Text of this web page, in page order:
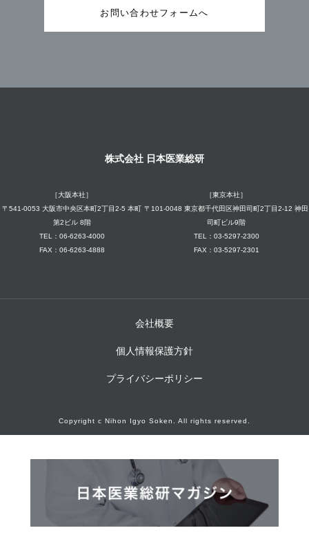
お問い合わせフォームへ
株式会社 日本医業総研
［大阪本社］
〒541-0053 大阪市中央区本町2丁目2-5 本町
第2ビル 8階
TEL：06-6263-4000
FAX：06-6263-4888
［東京本社］
〒101-0048 東京都千代田区神田司町2丁目2-12 神田
司町ビル9階
TEL：03-5297-2300
FAX：03-5297-2301
会社概要
個人情報保護方針
プライバシーポリシー
Copyright c Nihon Igyo Soken. All rights reserved.